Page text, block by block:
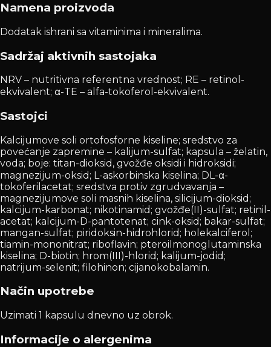
Namena proizvoda
Dodatak ishrani sa vitaminima i mineralima.
Sadržaj aktivnih sastojaka
NRV – nutritivna referentna vrednost; RE – retinol-
ekvivalent; α-TE – alfa-tokoferol-ekvivalent.
Sastojci
Kalcijumove soli ortofosforne kiseline; sredstvo za
povećanje zapremine – kalijum-sulfat; kapsula – želatin,
voda; boje: titan-dioksid, gvožđe oksidi i hidroksidi;
magnezijum-oksid; L-askorbinska kiselina; DL-α-
tokoferilacetat; sredstva protiv zgrudvavanja –
magnezijumove soli masnih kiselina, silicijum-dioksid;
kalcijum-karbonat; nikotinamid; gvožđe(II)-sulfat; retinil-
acetat; kalcijum-D-pantotenat; cink-oksid; bakar-sulfat;
mangan-sulfat; piridoksin-hidrohlorid; holekalciferol;
tiamin-mononitrat; riboflavin; pteroilmonoglutaminska
kiselina; D-biotin; hrom(III)-hlorid; kalijum-jodid;
natrijum-selenit; filohinon; cijanokobalamin.
Način upotrebe
Uzimati 1 kapsulu dnevno uz obrok.
Informacije o alergenima